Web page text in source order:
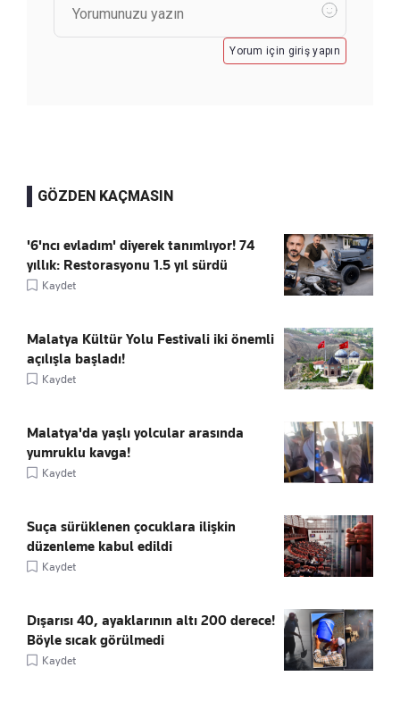
Yorum için giriş yapın
GÖZDEN KAÇMASIN
'6'ncı evladım' diyerek tanımlıyor! 74
yıllık: Restorasyonu 1.5 yıl sürdü
Kaydet
Malatya Kültür Yolu Festivali iki önemli
açılışla başladı!
Kaydet
Malatya'da yaşlı yolcular arasında
yumruklu kavga!
Kaydet
Suça sürüklenen çocuklara ilişkin
düzenleme kabul edildi
Kaydet
Dışarısı 40, ayaklarının altı 200 derece!
Böyle sıcak görülmedi
Kaydet